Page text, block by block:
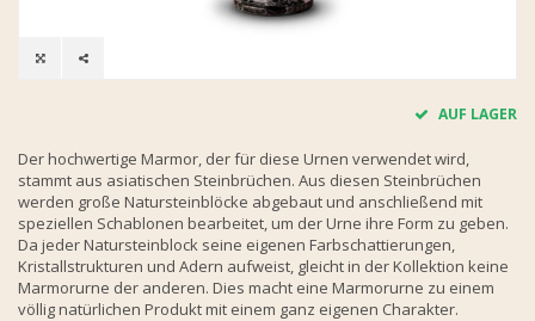
AUF LAGER
Der hochwertige Marmor, der für diese Urnen verwendet wird,
stammt aus asiatischen Steinbrüchen. Aus diesen Steinbrüchen
werden große Natursteinblöcke abgebaut und anschließend mit
speziellen Schablonen bearbeitet, um der Urne ihre Form zu geben.
Da jeder Natursteinblock seine eigenen Farbschattierungen,
Kristallstrukturen und Adern aufweist, gleicht in der Kollektion keine
Marmorurne der anderen. Dies macht eine Marmorurne zu einem
völlig natürlichen Produkt mit einem ganz eigenen Charakter.